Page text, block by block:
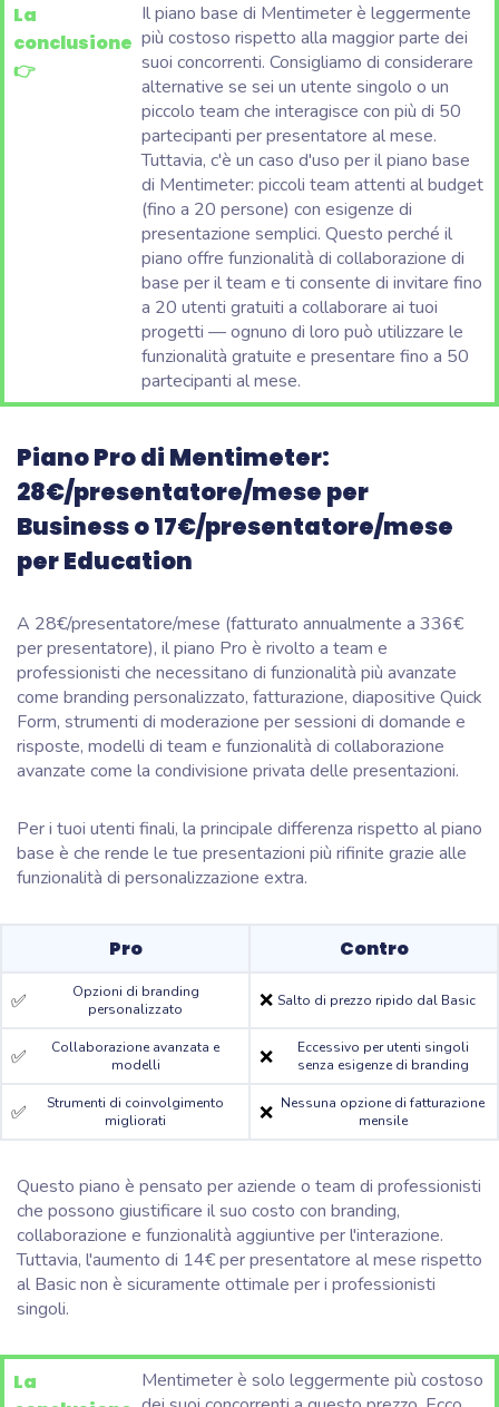
La
conclusione
👉
Il piano base di Mentimeter è leggermente
più costoso rispetto alla maggior parte dei
suoi concorrenti. Consigliamo di considerare
alternative se sei un utente singolo o un
piccolo team che interagisce con più di 50
partecipanti per presentatore al mese.
Tuttavia, c'è un caso d'uso per il piano base
di Mentimeter: piccoli team attenti al budget
(fino a 20 persone) con esigenze di
presentazione semplici. Questo perché il
piano offre funzionalità di collaborazione di
base per il team e ti consente di invitare fino
a 20 utenti gratuiti a collaborare ai tuoi
progetti — ognuno di loro può utilizzare le
funzionalità gratuite e presentare fino a 50
partecipanti al mese.
Piano Pro di Mentimeter:
28€/presentatore/mese per
Business o 17€/presentatore/mese
per Education
A 28€/presentatore/mese (fatturato annualmente a 336€
per presentatore), il piano Pro è rivolto a team e
professionisti che necessitano di funzionalità più avanzate
come branding personalizzato, fatturazione, diapositive Quick
Form, strumenti di moderazione per sessioni di domande e
risposte, modelli di team e funzionalità di collaborazione
avanzate come la condivisione privata delle presentazioni.
Per i tuoi utenti finali, la principale differenza rispetto al piano
base è che rende le tue presentazioni più rifinite grazie alle
funzionalità di personalizzazione extra.
Pro Contro
✅
Opzioni di branding
personalizzato
❌ Salto di prezzo ripido dal Basic
✅
Collaborazione avanzata e
modelli
❌
Eccessivo per utenti singoli
senza esigenze di branding
✅
Strumenti di coinvolgimento
migliorati
❌ Nessuna opzione di fatturazione
mensile
Questo piano è pensato per aziende o team di professionisti
che possono giustificare il suo costo con branding,
collaborazione e funzionalità aggiuntive per l'interazione.
Tuttavia, l'aumento di 14€ per presentatore al mese rispetto
al Basic non è sicuramente ottimale per i professionisti
singoli.
La
Mentimeter è solo leggermente più costoso